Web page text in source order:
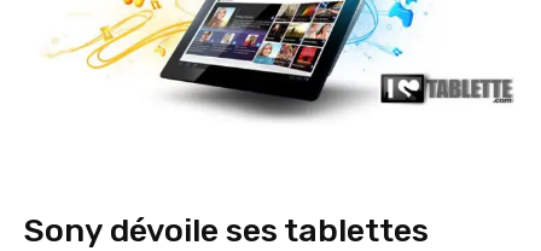
Sony dévoile ses tablettes